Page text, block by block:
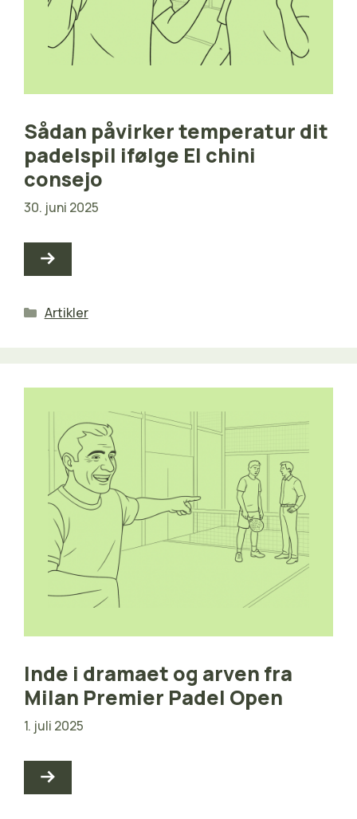
Sådan påvirker temperatur dit
padelspil ifølge El chini
consejo
30. juni 2025
Kategorier
Artikler
Inde i dramaet og arven fra
Milan Premier Padel Open
1. juli 2025